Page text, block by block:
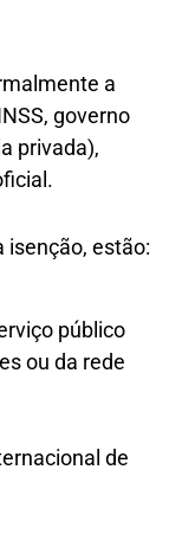
a
governo
privada),
isenção, estão:
público
ou da rede
de